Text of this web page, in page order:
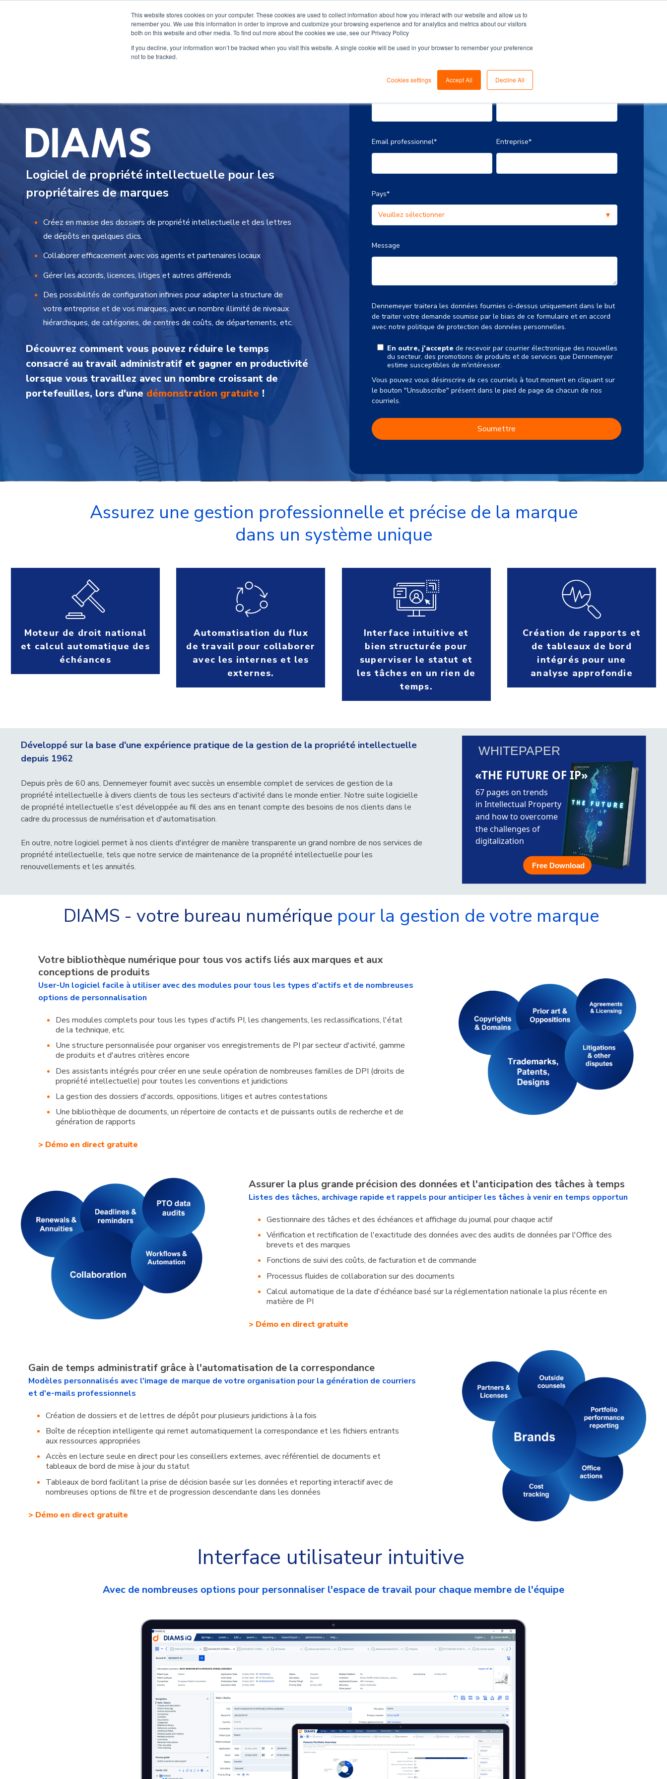
This website stores cookies on your computer. These cookies are used to collect information about how you interact with our website and allow us to
remember you. We use this information in order to improve and customize your browsing experience and for analytics and metrics about our visitors
both on this website and other media. To find out more about the cookies we use, see our Privacy Policy
If you decline, your information won’t be tracked when you visit this website. A single cookie will be used in your browser to remember your preference
not to be tracked.
Cookies settings Accept All Decline All
Solutions for...
Logiciel de propriété intellectuelle pour les
propriétaires de marques
Créez en masse des dossiers de propriété intellectuelle et des lettres
de dépôts en quelques clics.
Collaborer efficacement avec vos agents et partenaires locaux
Gérer les accords, licences, litiges et autres différends
Des possibilités de configuration infinies pour adapter la structure de
votre entreprise et de vos marques, avec un nombre illimité de niveaux
hiérarchiques, de catégories, de centres de coûts, de départements, etc.
Découvrez comment vous pouvez réduire le temps
consacré au travail administratif et gagner en productivité
lorsque vous travaillez avec un nombre croissant de
portefeuilles, lors d'une démonstration gratuite !
Nom*
Email professionnel* Entreprise*
Pays*
Message
Dennemeyer traitera les données fournies ci-dessus uniquement dans le but
de traiter votre demande soumise par le biais de ce formulaire et en accord
avec notre politique de protection des données personnelles.
En outre, j'accepte de recevoir par courrier électronique des nouvelles
du secteur, des promotions de produits et de services que Dennemeyer
estime susceptibles de m'intéresser.
Vous pouvez vous désinscrire de ces courriels à tout moment en cliquant sur
le bouton "Unsubscribe" présent dans le pied de page de chacun de nos
courriels.
Assurez une gestion professionnelle et précise de la marque
dans un système unique
Moteur de droit national
et calcul automatique des
échéances
Automatisation du flux
de travail pour collaborer
avec les internes et les
externes.
Interface intuitive et
bien structurée pour
superviser le statut et
les tâches en un rien de
temps.
Création de rapports et
de tableaux de bord
intégrés pour une
analyse approfondie
Développé sur la base d'une expérience pratique de la gestion de la propriété intellectuelle
depuis 1962
Depuis près de 60 ans, Dennemeyer fournit avec succès un ensemble complet de services de gestion de la
propriété intellectuelle à divers clients de tous les secteurs d'activité dans le monde entier. Notre suite logicielle
de propriété intellectuelle s'est développée au fil des ans en tenant compte des besoins de nos clients dans le
cadre du processus de numérisation et d'automatisation.
En outre, notre logiciel permet à nos clients d'intégrer de manière transparente un grand nombre de nos services de
propriété intellectuelle, tels que notre service de maintenance de la propriété intellectuelle pour les
renouvellements et les annuités.
DIAMS - votre bureau numérique pour la gestion de votre marque
Votre bibliothèque numérique pour tous vos actifs liés aux marques et aux
conceptions de produits
User-Un logiciel facile à utiliser avec des modules pour tous les types d’actifs et de nombreuses
options de personnalisation
Des modules complets pour tous les types d'actifs PI, les changements, les reclassifications, l'état
de la technique, etc.
Une structure personnalisée pour organiser vos enregistrements de PI par secteur d'activité, gamme
de produits et d'autres critères encore
Des assistants intégrés pour créer en une seule opération de nombreuses familles de DPI (droits de
propriété intellectuelle) pour toutes les conventions et juridictions
La gestion des dossiers d'accords, oppositions, litiges et autres contestations
Une bibliothèque de documents, un répertoire de contacts et de puissants outils de recherche et de
génération de rapports
> Démo en direct gratuite
Assurer la plus grande précision des données et l'anticipation des tâches à temps
Listes des tâches, archivage rapide et rappels pour anticiper les tâches à venir en temps opportun
Gestionnaire des tâches et des échéances et affichage du journal pour chaque actif
Vérification et rectification de l'exactitude des données avec des audits de données par l'Office des
brevets et des marques
Fonctions de suivi des coûts, de facturation et de commande
Processus fluides de collaboration sur des documents
Calcul automatique de la date d'échéance basé sur la réglementation nationale la plus récente en
matière de PI
> Démo en direct gratuite
Gain de temps administratif grâce à l'automatisation de la correspondance
Modèles personnalisés avec l'image de marque de votre organisation pour la génération de courriers
et d'e-mails professionnels
Création de dossiers et de lettres de dépôt pour plusieurs juridictions à la fois
Boîte de réception intelligente qui remet automatiquement la correspondance et les fichiers entrants
aux ressources appropriées
Accès en lecture seule en direct pour les conseillers externes, avec référentiel de documents et
tableaux de bord de mise à jour du statut
Tableaux de bord facilitant la prise de décision basée sur les données et reporting interactif avec de
nombreuses options de filtre et de progression descendante dans les données
> Démo en direct gratuite
Interface utilisateur intuitive
Avec de nombreuses options pour personnaliser l'espace de travail pour chaque membre de l'équipe